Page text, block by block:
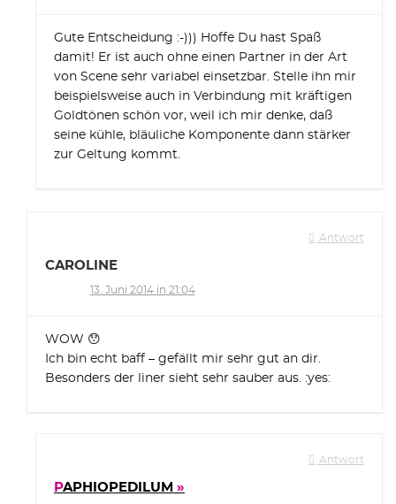
Gute Entscheidung :-))) Hoffe Du hast Spaß
damit! Er ist auch ohne einen Partner in der Art
von Scene sehr variabel einsetzbar. Stelle ihn mir
beispielsweise auch in Verbindung mit kräftigen
Goldtönen schön vor, weil ich mir denke, daß
seine kühle, bläuliche Komponente dann stärker
zur Geltung kommt.
Antwort
CAROLINE
13. Juni 2014 in 21:04
WOW 😯
Ich bin echt baff – gefällt mir sehr gut an dir.
Besonders der liner sieht sehr sauber aus. :yes:
Antwort
PAPHIOPEDILUM